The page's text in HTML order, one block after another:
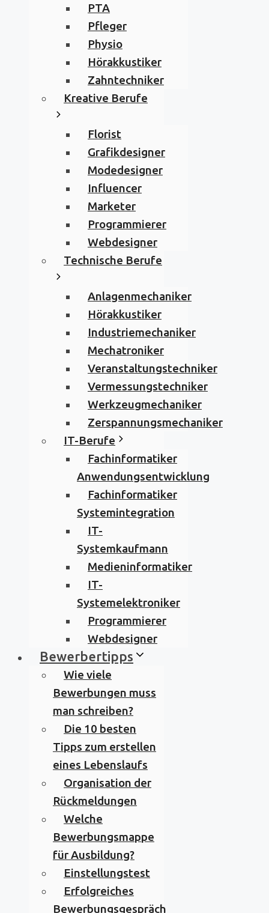
PTA
Pfleger
Physio
Hörakkustiker
Zahntechniker
Kreative Berufe
Florist
Grafikdesigner
Modedesigner
Influencer
Marketer
Programmierer
Webdesigner
Technische Berufe
Anlagenmechaniker
Hörakkustiker
Industriemechaniker
Mechatroniker
Veranstaltungstechniker
Vermessungstechniker
Werkzeugmechaniker
Zerspannungsmechaniker
IT-Berufe
Fachinformatiker
Anwendungsentwicklung
Fachinformatiker
Systemintegration
IT-
Systemkaufmann
Medieninformatiker
IT-
Systemelektroniker
Programmierer
Webdesigner
Bewerbertipps
Wie viele
Bewerbungen muss
man schreiben?
Die 10 besten
Tipps zum erstellen
eines Lebenslaufs
Organisation der
Rückmeldungen
Welche
Bewerbungsmappe
für Ausbildung?
Einstellungstest
Erfolgreiches
Bewerbungsgespräch